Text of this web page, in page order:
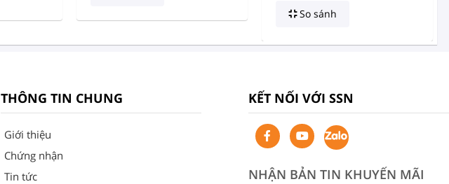
So sánh
THÔNG TIN CHUNG
Giới thiệu
Chứng nhận
Tin tức
KẾT NỐI VỚI SSN
NHẬN BẢN TIN KHUYẾN MÃI